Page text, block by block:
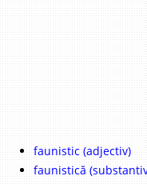
faunistic (adjectiv)
faunistică